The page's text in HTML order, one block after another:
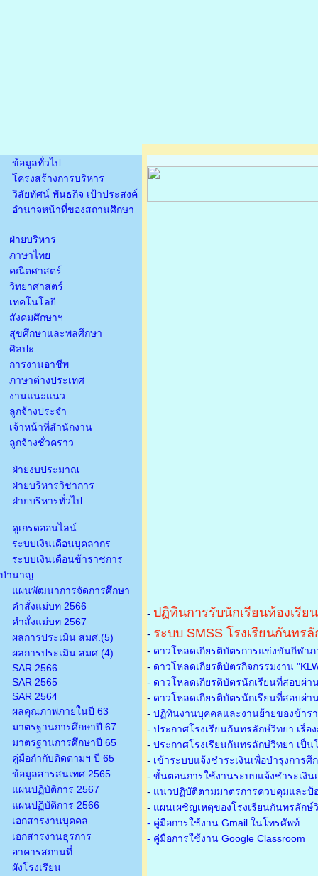
ข้อมูลทั่วไป
โครงสร้างการบริหาร
วิสัยทัศน์ พันธกิจ เป้าประสงค์
อำนาจหน้าที่ของสถานศึกษา
ฝ่ายบริหาร
ภาษาไทย
คณิตศาสตร์
วิทยาศาสตร์
เทคโนโลยี
สังคมศึกษาฯ
สุขศึกษาและพลศึกษา
ศิลปะ
การงานอาชีพ
ภาษาต่างประเทศ
งานแนะแนว
ลูกจ้างประจำ
เจ้าหน้าที่สำนักงาน
ลูกจ้างชั่วคราว
ฝ่ายงบประมาณ
ฝ่ายบริหารวิชาการ
ฝ่ายบริหารทั่วไป
ดูเกรดออนไลน์
ระบบเงินเดือนบุคลากร
ระบบเงินเดือนข้าราชการ
บำนาญ
แผนพัฒนาการจัดการศึกษา
คำสั่งแม่บท 2566
คำสั่งแม่บท 2567
ผลการประเมิน สมศ.(5)
ผลการประเมิน สมศ.(4)
SAR 2566
SAR 2565
SAR 2564
ผลคุณภาพภายในปี 63
มาตรฐานการศึกษาปี 67
มาตรฐานการศึกษาปี 65
คู่มือกำกับติดตามฯ ปี 65
ข้อมูลสารสนเทศ 2565
แผนปฏิบัติการ 2567
แผนปฏิบัติการ 2566
เอกสารงานบุคคล
เอกสารงานธุรการ
อาคารสถานที่
ผังโรงเรียน
- ปฏิทินการรับนักเรียนห้องเรีย
- ระบบ SMSS โรงเรียนกันทร
- ดาวโหลดเกียรติบัตรการแข่งขันกีฬา
- ดาวโหลดเกียรติบัตรกิจกรรมงาน
- ดาวโหลดเกียรติบัตรนักเรียนที่สอบผ่
- ดาวโหลดเกียรติบัตรนักเรียนที่สอบผ่
- ปฏิทินงานบุคคลและงานย้ายของข้าร
- ประกาศโรงเรียนกันทรลักษ์วิทยา เรื่
- ประกาศโรงเรียนกันทรลักษ์วิทยา เป็
- เข้าระบบแจ้งชำระเงินเพื่อบำรุงการศึ
- ขั้นตอนการใช้งานระบบแจ้งชำระเงิน
- แนวปฏิบัติตามมาตรการควบคุมและป้
- แผนเผชิญเหตุของโรงเรียนกันทรลัก
- คู่มือการใช้งาน Gmail ในโทรศัพท์
- คู่มือการใช้งาน Google Classroom